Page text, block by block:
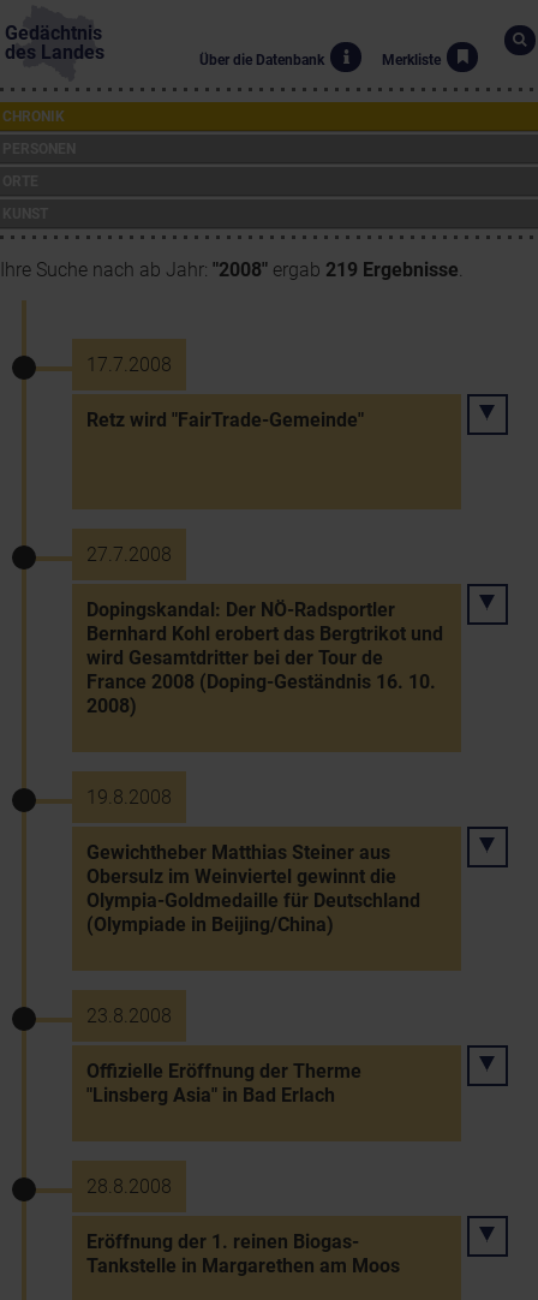
Gedächtnis
des Landes
Über die Datenbank Merkliste
CHRONIK
Ihre Suche nach ab Jahr: "2008" ergab 219 Ergebnisse.
17.7.2008
Retz wird "FairTrade-Gemeinde"
27.7.2008
Dopingskandal: Der NÖ-Radsportler
Bernhard Kohl erobert das Bergtrikot und
wird Gesamtdritter bei der Tour de
France 2008 (Doping-Geständnis 16. 10.
2008)
19.8.2008
Gewichtheber Matthias Steiner aus
Obersulz im Weinviertel gewinnt die
Olympia-Goldmedaille für Deutschland
(Olympiade in Beijing/China)
23.8.2008
Offizielle Eröffnung der Therme
"Linsberg Asia" in Bad Erlach
28.8.2008
Eröffnung der 1. reinen Biogas-
Tankstelle in Margarethen am Moos